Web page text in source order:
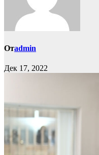
Отadmin
Дек 17, 2022